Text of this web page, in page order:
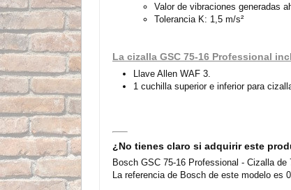
Valor de vibraciones generadas
Tolerancia K: 1,5 m/s²
La cizalla GSC 75-16 Professional
Llave Allen WAF 3.
1 cuchilla superior e inferior para
¿No tienes claro si adquirir este
Bosch GSC 75-16 Professional - Cizalla
La referencia de Bosch de este modelo es